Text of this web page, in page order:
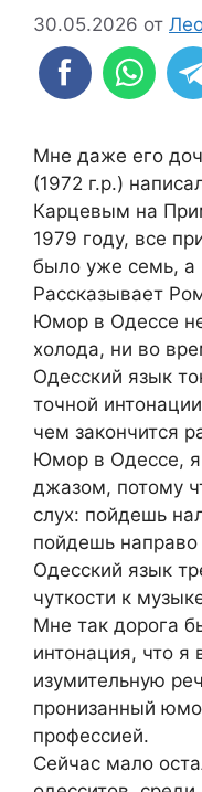
30.05.2026 от
Мне даже его
(1972 г.р.)
Карцевым на
1979 году, все
было уже семь, а
Рассказывает
Юмор в Одессе
холода, ни во
Одесский язык
точной
чем закончится
Юмор в Одессе,
джазом, потому
слух: пойдешь
пойдешь
Одесский язык
чуткости к
Мне так дорога
интонация, что я
изумительную
пронизанный
профессией.
Сейчас мало